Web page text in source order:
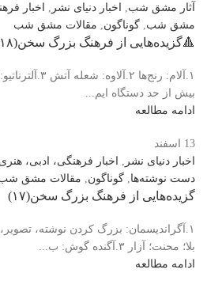
آثار مشق شب
اخبار دنیای نشر اخبار
مشق شب گوناگون مقالات مشق شب
🔺️گزیده‌هایی از فرهنگ بزرگ سخن(۱۸)
بیش از حد دستگاه ایم...
ادامه مطالعه
13 اسفند
اخبار دنیای نشر
اخبار فرهنگی، ادبی،
دست نوشته‌ها گوناگون مقالات مشق
️گزیده‌هایی از فرهنگ بزرگ سخن(۱۷)
بلا؛ محنت؛ آزار ۳.آگنده گوش: ب...
ادامه مطالعه